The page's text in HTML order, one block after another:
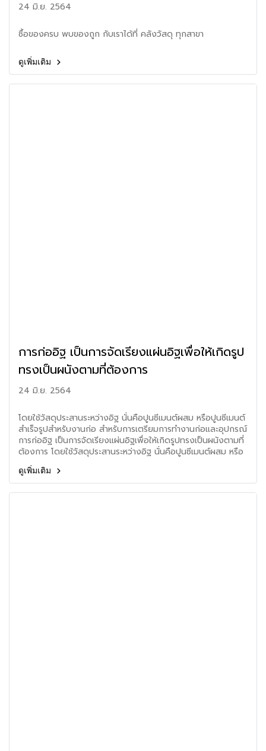
24 มิ.ย. 2564
ซื้อของครบ พบของถูก กับเราได้ที่ คลังวัสดุ ทุกสาขา
ดูเพิ่มเติม
การก่ออิฐ เป็นการจัดเรียงแผ่นอิฐเพื่อให้เกิดรูป
ทรงเป็นผนังตามที่ต้องการ
24 มิ.ย. 2564
โดยใช้วัสดุประสานระหว่างอิฐ นั่นคือปูนซีเมนต์ผสม หรือปูนซีเมนต์
สำเร็จรูปสำหรับงานก่อ สำหรับการเตรียมการทำงานก่อและอุปกรณ์
การก่ออิฐ เป็นการจัดเรียงแผ่นอิฐเพื่อให้เกิดรูปทรงเป็นผนังตามที่
ต้องการ โดยใช้วัสดุประสานระหว่างอิฐ นั่นคือปูนซีเมนต์ผสม หรือ
ปูนซีเมนต์สำเร็จรูปสำหรับงานก่อ สำหรับการเตรียมการทำงานก่อ
และอุปกรณ์ มีดังนี้
ดูเพิ่มเติม